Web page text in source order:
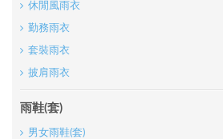
休閒風雨衣
勤務雨衣
套裝雨衣
披肩雨衣
雨鞋(套)
男女雨鞋(套)